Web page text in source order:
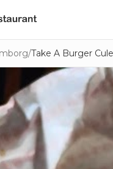
/Take A Burger